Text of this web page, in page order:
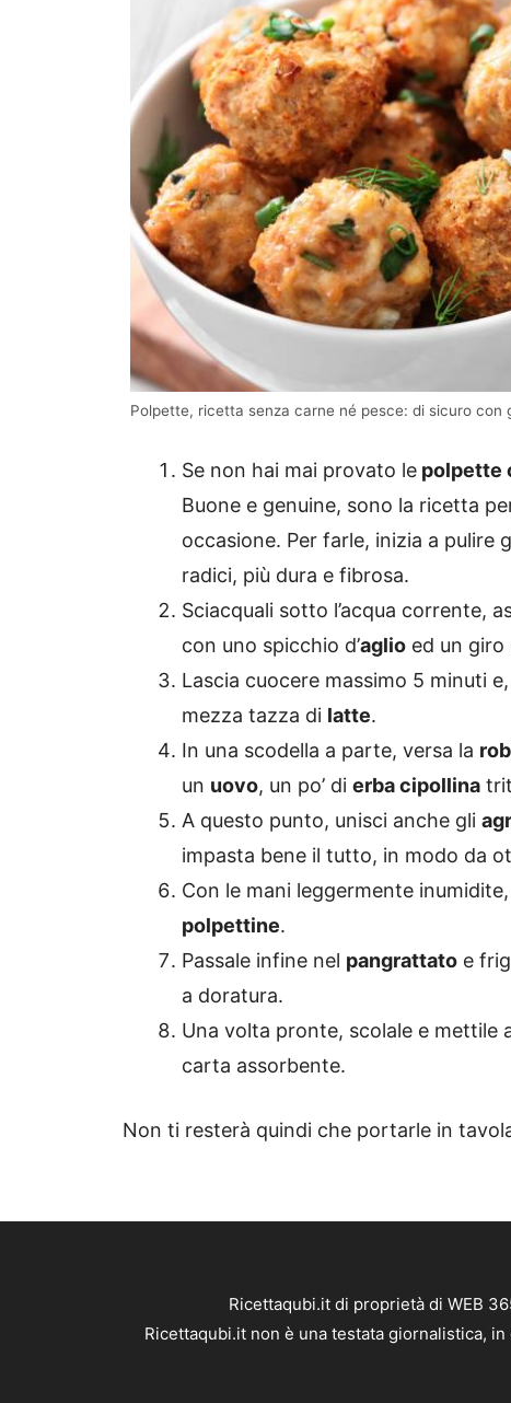
Polpette, ricetta senza carne né pesce: di sicuro
Se non hai mai provato le polpette
Buone e genuine, sono la ricetta
occasione. Per farle, inizia a pulire
radici, più dura e fibrosa.
Sciacquali sotto l’acqua corrente,
con uno spicchio d’aglio ed un giro
Lascia cuocere massimo 5 minuti
mezza tazza di latte.
In una scodella a parte, versa la
un uovo, un po’ di erba cipollina
A questo punto, unisci anche gli
impasta bene il tutto, in modo da
Con le mani leggermente
polpettine.
Passale infine nel pangrattato e
a doratura.
Una volta pronte, scolale e mettile
carta assorbente.
Non ti resterà quindi che portarle in
Ricettaqubi.it di proprietà di WEB
Ricettaqubi.it non è una testata giornalistica,